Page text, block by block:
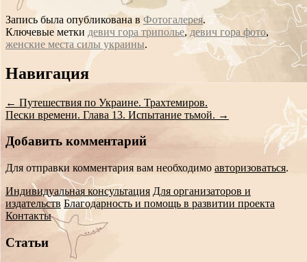
Запись была опубликована вФотогалерея.
Ключевые метки девич гора триполье,девич гора фото,
женские места силы украины.
Сообщение
Навигация
← Путешествия по Украине. Трахтемиров.
Пески времени. Глава 13. Испытание тьмой. →
Добавить комментарий
Для отправки комментария вам необходимо авторизоваться.
Индивидуальная консультация Для организаторов и
издательств Благодарность и помощь в развитии проекта
Контакты
Статьи